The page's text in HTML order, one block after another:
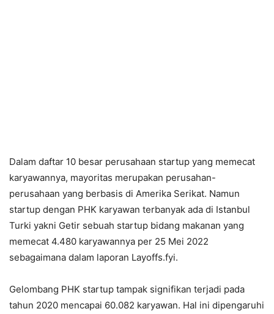
Dalam daftar 10 besar perusahaan startup yang memecat
karyawannya, mayoritas merupakan perusahan-
perusahaan yang berbasis di Amerika Serikat. Namun
startup dengan PHK karyawan terbanyak ada di Istanbul
Turki yakni Getir sebuah startup bidang makanan yang
memecat 4.480 karyawannya per 25 Mei 2022
sebagaimana dalam laporan Layoffs.fyi.
Gelombang PHK startup tampak signifikan terjadi pada
tahun 2020 mencapai 60.082 karyawan. Hal ini dipengaruhi